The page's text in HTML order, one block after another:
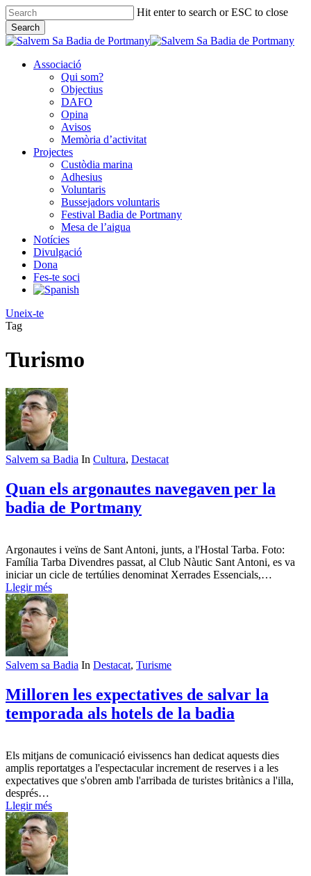
Skip
to
main
content
Hit enter to search or ESC to close
Search
Close
Associació
Qui som?
Objectius
DAFO
Opina
Avisos
Memòria d’activitat
Projectes
Custòdia marina
Adhesius
Voluntaris
Bussejadors voluntaris
Festival Badia de Portmany
Mesa de l’aigua
Notícies
Divulgació
Dona
Fes-te soci
Uneix-te
Tag
Turismo
Salvem sa Badia In Cultura, Destacat
Quan els argonautes navegaven per la
badia de Portmany
Argonautes i veïns de Sant Antoni, junts, a l'Hostal Tarba. Foto:
Família Tarba Divendres passat, al Club Nàutic Sant Antoni, es va
iniciar un cicle de tertúlies denominat Xerrades Essencials,…
Llegir més
Salvem sa Badia In Destacat, Turisme
Milloren les expectatives de salvar la
temporada als hotels de la badia
Els mitjans de comunicació eivissencs han dedicat aquests dies
amplis reportatges a l'espectacular increment de reserves i a les
expectatives que s'obren amb l'arribada de turistes britànics a l'illa,
després…
Llegir més